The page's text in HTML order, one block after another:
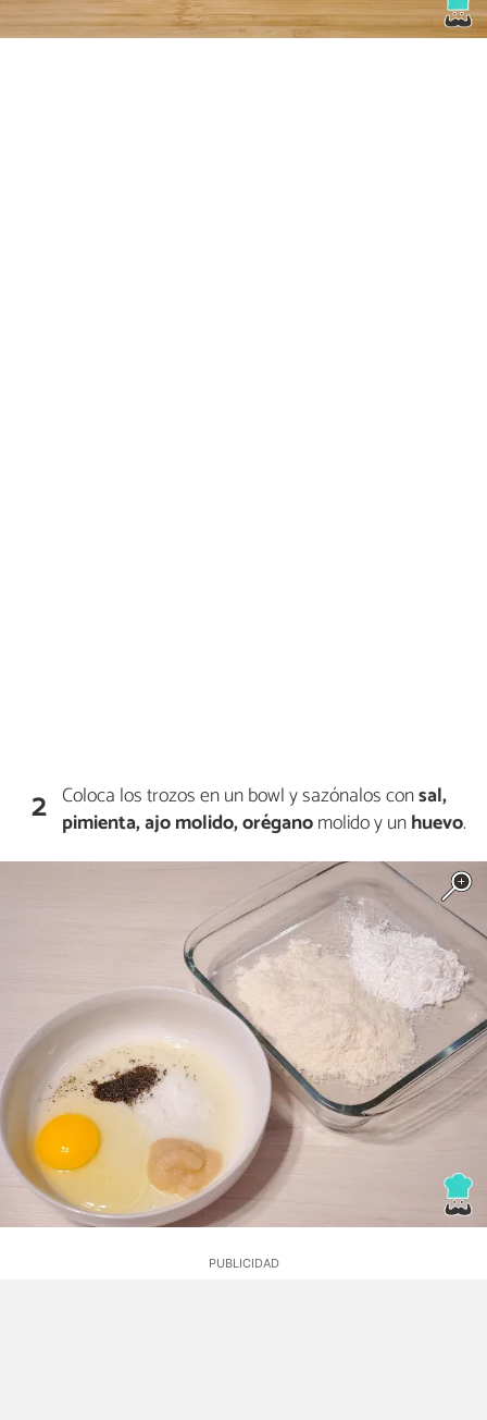
2 Coloca los trozos en un bowl y sazónalos consal,
pimienta, ajo molido, oréganomolido y unhuevo.